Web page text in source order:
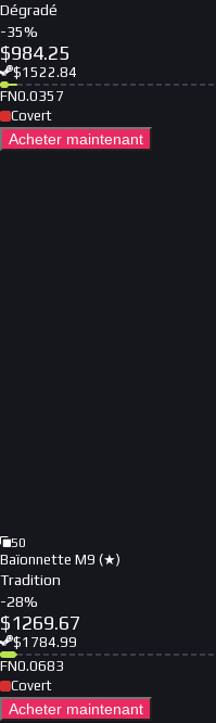
Dégradé
-35%
$984.25
$1522.84
FN0.0357
Covert
Acheter maintenant
50
Baïonnette M9 (★)
Tradition
-28%
$1269.67
$1784.99
FN0.0683
Covert
Acheter maintenant